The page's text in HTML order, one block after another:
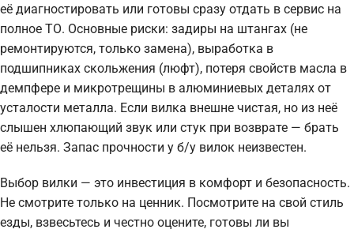
её диагностировать или готовы сразу отдать в сервис на
полное ТО. Основные риски: задиры на штангах (не
ремонтируются, только замена), выработка в
подшипниках скольжения (люфт), потеря свойств масла в
демпфере и микротрещины в алюминиевых деталях от
усталости металла. Если вилка внешне чистая, но из неё
слышен хлюпающий звук или стук при возврате — брать
её нельзя. Запас прочности у б/у вилок неизвестен.
Выбор вилки — это инвестиция в комфорт и безопасность.
Не смотрите только на ценник. Посмотрите на свой стиль
езды, взвесьтесь и честно оцените, готовы ли вы